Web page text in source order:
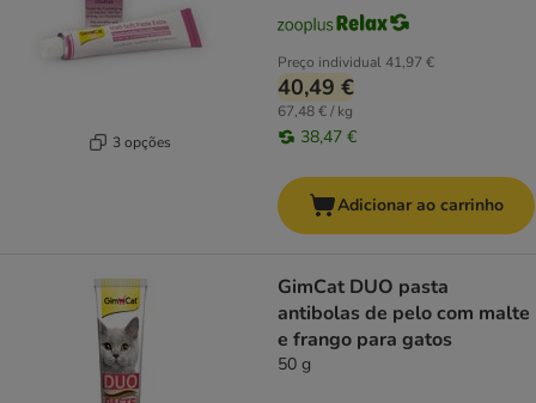
3 opções
Preço individual41,97 €
40,49 €
67,48 € / kg
38,47 €
Adicionar ao carrinho
GimCat DUO pasta
antibolas de pelo com malte
e frango para gatos
50 g